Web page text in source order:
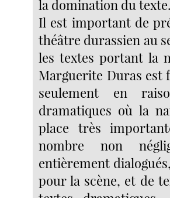
la domination du texte.
Il est important de
théâtre durassien au
les textes portant la
Marguerite Duras est
seulement en
dramatiques où la
place très
nombre non
entièrement
pour la scène, et de